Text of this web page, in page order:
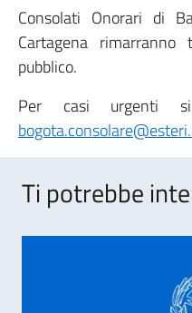
Consolati Onorari di
Cartagena rimarranno
pubblico.
Per casi urgenti
Ti potrebbe